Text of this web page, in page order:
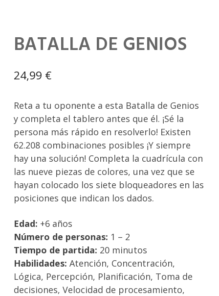
BATALLA DE GENIOS
24,99 €
Reta a tu oponente a esta Batalla de Genios
y completa el tablero antes que él. ¡Sé la
persona más rápido en resolverlo! Existen
62.208 combinaciones posibles ¡Y siempre
hay una solución! Completa la cuadrícula con
las nueve piezas de colores, una vez que se
hayan colocado los siete bloqueadores en las
posiciones que indican los dados.
Edad: +6 años
Número de personas: 1 – 2
Tiempo de partida: 20 minutos
Habilidades: Atención, Concentración,
Lógica, Percepción, Planificación, Toma de
decisiones, Velocidad de procesamiento,